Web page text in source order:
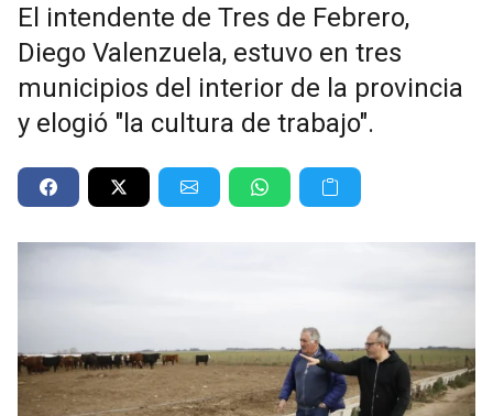
El intendente de Tres de Febrero,
Diego Valenzuela, estuvo en tres
municipios del interior de la provincia
y elogió "la cultura de trabajo".